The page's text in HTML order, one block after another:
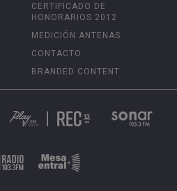
CERTIFICADO DE
HONORARIOS 2012
MEDICIÓN ANTENAS
CONTACTO
BRANDED CONTENT